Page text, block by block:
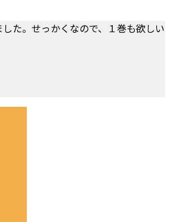
た。せっかくなので、１巻も欲しい